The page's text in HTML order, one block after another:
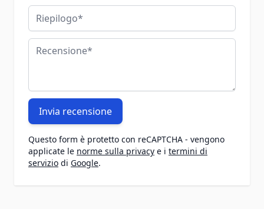
Riepilogo
Recensione
Invia recensione
Questo form è protetto con reCAPTCHA - vengono
applicate le norme sulla privacy e i termini di
servizio di Google.